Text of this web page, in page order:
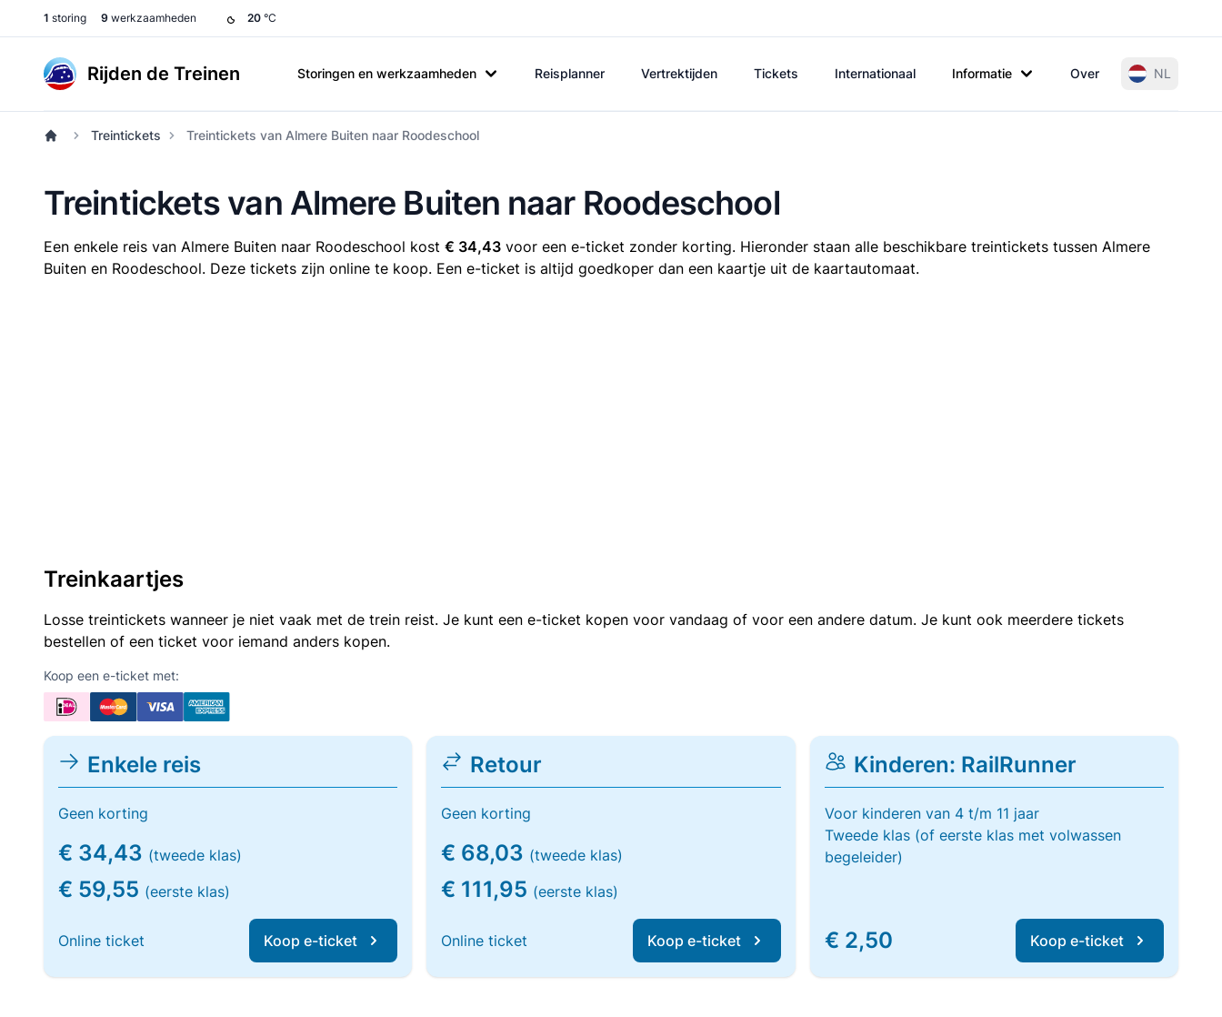
1 storing 9 werkzaamheden 20 °C
Rijden de Treinen Storingen en werkzaamheden Reisplanner Vertrektijden Tickets Internationaal Informatie Over NL
Treintickets Treintickets van Almere Buiten naar Roodeschool
Treintickets van Almere Buiten naar Roodeschool
Een enkele reis van Almere Buiten naar Roodeschool kost € 34,43 voor een e-ticket zonder korting. Hieronder staan alle beschikbare treintickets tussen Almere
Buiten en Roodeschool. Deze tickets zijn online te koop. Een e-ticket is altijd goedkoper dan een kaartje uit de kaartautomaat.
Treinkaartjes
Losse treintickets wanneer je niet vaak met de trein reist. Je kunt een e-ticket kopen voor vandaag of voor een andere datum. Je kunt ook meerdere tickets
bestellen of een ticket voor iemand anders kopen.
Koop een e-ticket met:
Enkele reis
Geen korting
€ 34,43 (tweede klas)
€ 59,55 (eerste klas)
Online ticket Koop e-ticket
Retour
Geen korting
€ 68,03 (tweede klas)
€ 111,95 (eerste klas)
Online ticket Koop e-ticket
Kinderen: RailRunner
Voor kinderen van 4 t/m 11 jaar
Tweede klas (of eerste klas met volwassen
begeleider)
€ 2,50 Koop e-ticket